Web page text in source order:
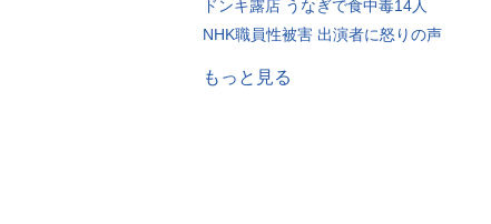
ドンキ露店 うなぎで食中毒14人
NHK職員性被害 出演者に怒りの声
もっと見る